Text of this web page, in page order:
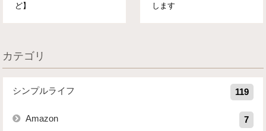
ど】
します
カテゴリ
シンプルライフ 119
Amazon 7